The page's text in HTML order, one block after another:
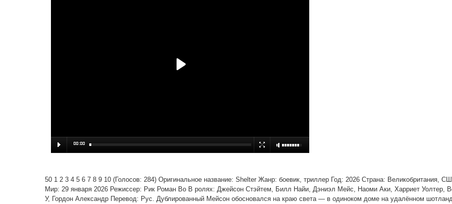
50 1 2 3 4 5 6 7 8 9 10 (Голосов: 284) Оригинальное название: Shelter Жанр: боевик, триллер Год: 2026 Страна: Великобритания,
Мир: 29 января 2026 Режиссер: Рик Роман Во В ролях: Джейсон Стэйтем, Билл Найи, Дэниэл Мейс, Наоми Аки, Харриет Уолтер,
У, Гордон Александр Перевод: Рус. Дублированный Мейсон обосновался на краю света — в одиноком доме на удалённом